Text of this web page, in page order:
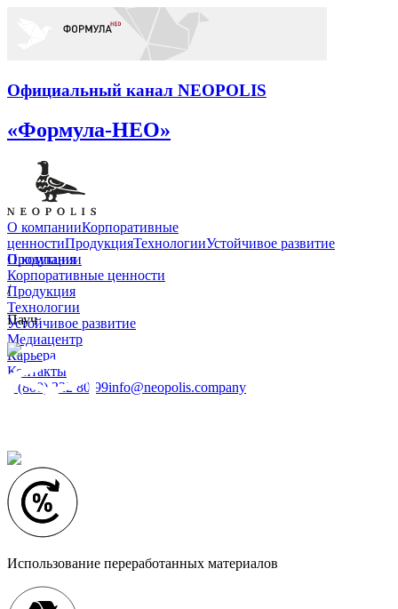
Официальный канал NEOPOLIS
«Формула-НЕО»
О компанииКорпоративные
ценностиПродукцияТехнологииУстойчивое развитие
О компании
Корпоративные ценности
Продукция
Технологии
Устойчивое развитие
Медиацентр
Карьера
Контакты
8 (800) 222 80 99info@neopolis.company
Продукция
/
Пауч
Использование переработанных материалов